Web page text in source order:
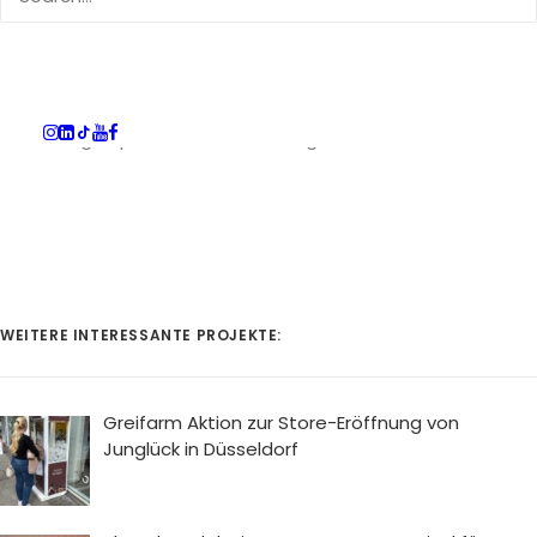
Menge Spaß und Abwechslung!
WEITERE INTERESSANTE PROJEKTE:
Greifarm Aktion zur Store-Eröffnung von
Junglück in Düsseldorf